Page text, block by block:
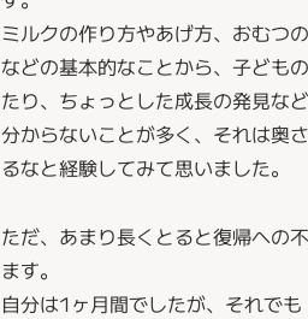
ミルクの作り方やあげ方、おむつ
などの基本的なことから、子ども
たり、ちょっとした成長の発見な
分からないことが多く、それは奥
るなと経験してみて思いました。
ただ、あまり長くとると復帰への
ます。
自分は1ヶ月間でしたが、それで